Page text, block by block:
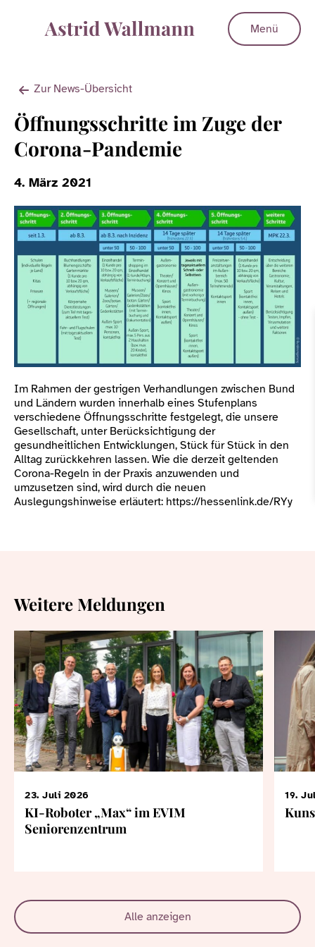
Menü
Zur News-Übersicht
Öffnungsschritte im Zuge der
Corona-Pandemie
4. März 2021
Im Rahmen der gestrigen Verhandlungen zwischen Bund
und Ländern wurden innerhalb eines Stufenplans
verschiedene Öffnungsschritte festgelegt, die unsere
Gesellschaft, unter Berücksichtigung der
gesundheitlichen Entwicklungen, Stück für Stück in den
Alltag zurückkehren lassen. Wie die derzeit geltenden
Corona-Regeln in der Praxis anzuwenden und
umzusetzen sind, wird durch die neuen
Auslegungshinweise erläutert: https://hessenlink.de/RYy
Weitere Meldungen
23. Juli 2026
KI-Roboter „Max“ im EVIM
Seniorenzentrum
19.
Alle anzeigen